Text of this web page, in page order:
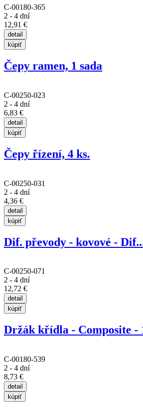
C-00180-365
2 - 4 dní
12,91 €
Čepy ramen, 1 sada
C-00250-023
2 - 4 dní
6,83 €
Čepy řízení, 4 ks.
C-00250-031
2 - 4 dní
4,36 €
Dif. převody - kovové -
C-00250-071
2 - 4 dní
12,72 €
Držák křídla - Composite -
C-00180-539
2 - 4 dní
8,73 €